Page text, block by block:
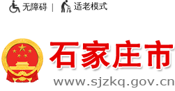
无障碍 | 适老模式